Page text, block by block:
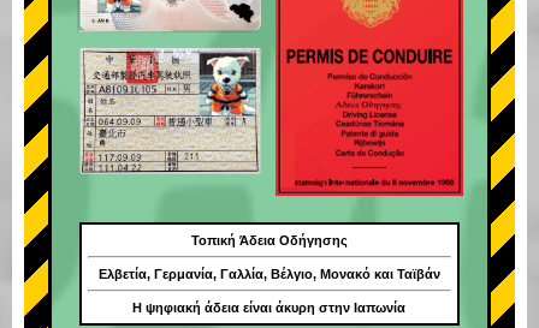
Τοπική Άδεια Οδήγησης
Ελβετία, Γερμανία, Γαλλία, Βέλγιο, Μονακό και Ταϊβάν
Η ψηφιακή άδεια είναι άκυρη στην Ιαπωνία